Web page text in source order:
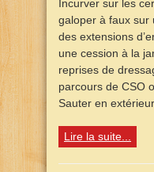
Incurver sur les
galoper à faux sur
des extensions
une cession à la
reprises de
parcours de CSO
Sauter en extérieur
Lire la suite...